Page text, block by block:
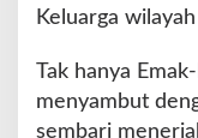
p
T
i
m
Keluarga
Tak hanya
menyambut
sembari